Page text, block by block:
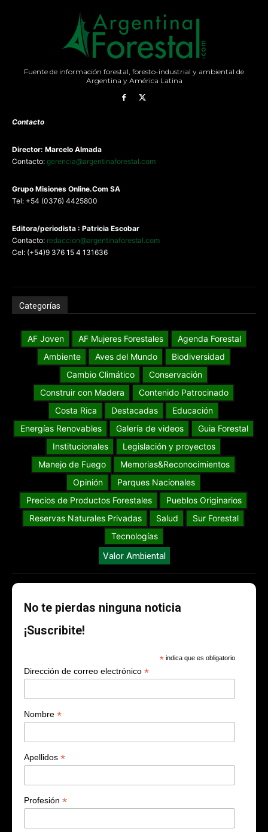
Fuente de información forestal, foresto-industrial y ambiental de
Argentina y América Latina
Contacto
Director: Marcelo Almada
Contacto: gerencia@argentinaforestal.com
Grupo Misiones Online.Com SA
Tel: +54 (0376) 4425800
Editora/periodista : Patricia Escobar
Contacto: redaccion@argentinaforestal.com
Cel: (+54)9 376 15 4 131636
Categorías
AF Joven AF Mujeres Forestales
Agenda Forestal
Ambiente
Aves del Mundo
Biodiversidad
Cambio Climático
Conservación
Construir con Madera
Contenido Patrocinado
Costa Rica
Destacadas
Educación
Energías Renovables
Galería de videos
Guia Forestal
Institucionales
Legislación y proyectos
Manejo de Fuego
Memorias&Reconocimientos
Opinión
Parques Nacionales
Precios de Productos Forestales
Pueblos Originarios
Reservas Naturales Privadas
Salud
Sur Forestal
Tecnologías
Valor Ambiental
No te pierdas ninguna noticia
¡Suscribite!
* indica que es obligatorio
Dirección de correo electrónico *
Nombre *
Apellidos *
Profesión *